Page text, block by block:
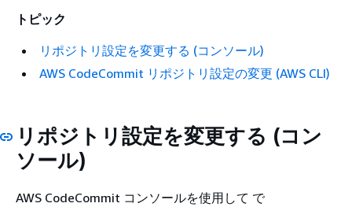
トピック
リポジトリ設定を変更する (コンソール)
AWS CodeCommit リポジトリ設定の変更 (AWS CLI)
リポジトリ設定を変更する (コン
ソール)
AWS CodeCommit コンソールを使用して で